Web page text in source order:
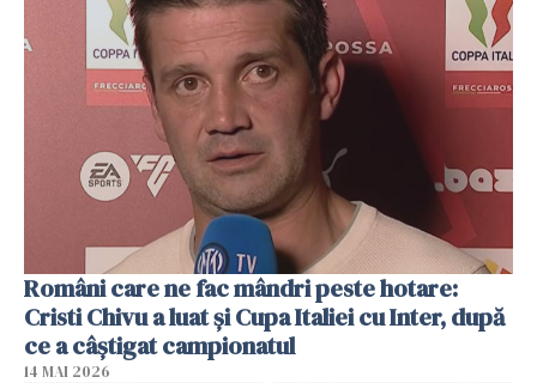
Români care ne fac mândri peste hotare:
Cristi Chivu a luat și Cupa Italiei cu Inter, după
ce a câștigat campionatul
14 MAI 2026